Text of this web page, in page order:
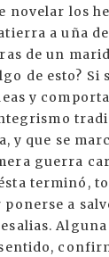
novelar los
a uña
de un
de esto? Si
y
y que se
guerra
terminó,
a